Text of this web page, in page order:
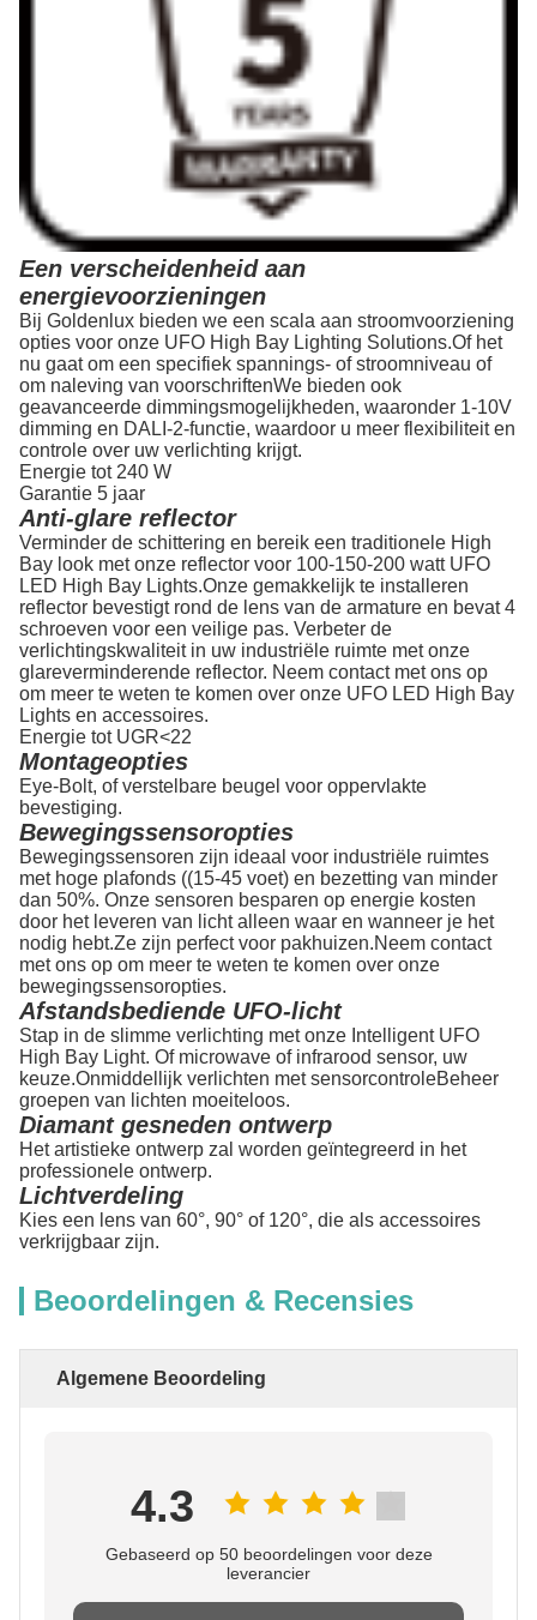
Een verscheidenheid aan
energievoorzieningen
Bij Goldenlux bieden we een scala aan stroomvoorziening
opties voor onze UFO High Bay Lighting Solutions.Of het
nu gaat om een specifiek spannings- of stroomniveau of
om naleving van voorschriftenWe bieden ook
geavanceerde dimmingsmogelijkheden, waaronder 1-10V
dimming en DALI-2-functie, waardoor u meer flexibiliteit en
controle over uw verlichting krijgt.
Energie tot 240 W
Garantie 5 jaar
Anti-glare reflector
Verminder de schittering en bereik een traditionele High
Bay look met onze reflector voor 100-150-200 watt UFO
LED High Bay Lights.Onze gemakkelijk te installeren
reflector bevestigt rond de lens van de armature en bevat 4
schroeven voor een veilige pas. Verbeter de
verlichtingskwaliteit in uw industriële ruimte met onze
glareverminderende reflector. Neem contact met ons op
om meer te weten te komen over onze UFO LED High Bay
Lights en accessoires.
Energie tot UGR<22
Montageopties
Eye-Bolt, of verstelbare beugel voor oppervlakte
bevestiging.
Bewegingssensoropties
Bewegingssensoren zijn ideaal voor industriële ruimtes
met hoge plafonds ((15-45 voet) en bezetting van minder
dan 50%. Onze sensoren besparen op energie kosten
door het leveren van licht alleen waar en wanneer je het
nodig hebt.Ze zijn perfect voor pakhuizen.Neem contact
met ons op om meer te weten te komen over onze
bewegingssensoropties.
Afstandsbediende UFO-licht
Stap in de slimme verlichting met onze Intelligent UFO
High Bay Light. Of microwave of infrarood sensor, uw
keuze.Onmiddellijk verlichten met sensorcontroleBeheer
groepen van lichten moeiteloos.
Diamant gesneden ontwerp
Het artistieke ontwerp zal worden geïntegreerd in het
professionele ontwerp.
Lichtverdeling
Kies een lens van 60°, 90° of 120°, die als accessoires
verkrijgbaar zijn.
Beoordelingen & Recensies
Algemene Beoordeling
4.3
Gebaseerd op 50 beoordelingen voor deze
leverancier